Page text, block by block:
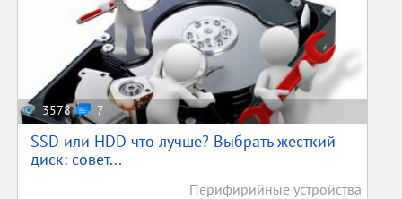
3578 7
SSD или HDD что лучше? Выбрать жесткий
диск: совет...
Перифирийные устройства